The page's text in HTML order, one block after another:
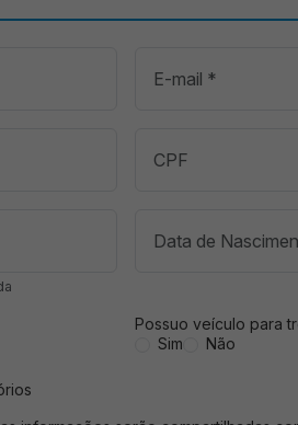
Possuo veículo para
Sim
Não